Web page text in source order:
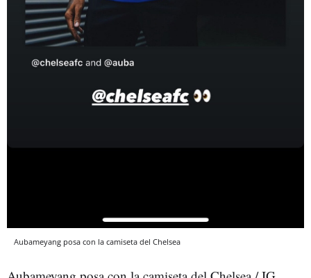
Aubameyang posa con la camiseta del Chelsea